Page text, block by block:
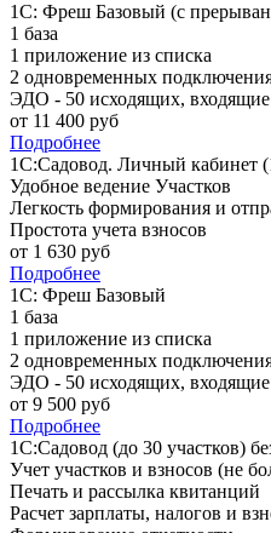
1С: Фреш Базовый (с
1 база
1 приложение из списка
2 одновременных
ЭДО - 50 исходящих, входящие
от 11 400 руб
Подробнее
1С:Садовод. Личный кабинет
Удобное ведение Участков
Легкость формирования и
Простота учета взносов
от 1 630 руб
Подробнее
1С: Фреш Базовый
1 база
1 приложение из списка
2 одновременных
ЭДО - 50 исходящих, входящие
от 9 500 руб
Подробнее
1С:Садовод (до 30 участков)
Учет участков и взносов (не
Печать и рассылка квитанций
Расчет зарплаты, налогов и